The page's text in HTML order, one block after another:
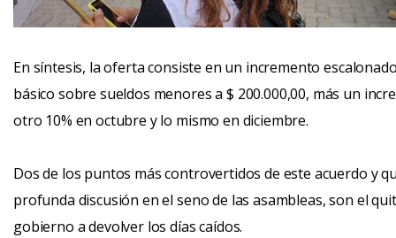
En síntesis, la oferta consiste en un incremento
básico sobre sueldos menores a $ 200.000,00, más un
otro 10% en octubre y lo mismo en diciembre.
Dos de los puntos más controvertidos de este acuerdo y
profunda discusión en el seno de las asambleas, son el
gobierno a devolver los días caídos.